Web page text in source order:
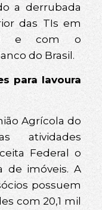
a derrubada
das TIs em
e com o
do Brasil.
para lavoura
Agrícola do
atividades
Federal o
de imóveis. A
possuem
com 20,1 mil